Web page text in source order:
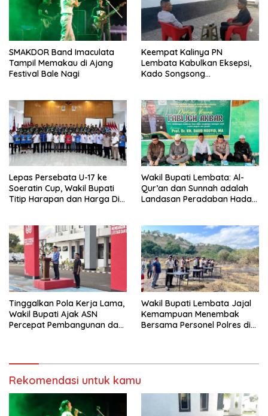
SMAKDOR Band Imaculata
Tampil Memakau di Ajang
Festival Bale Nagi
Keempat Kalinya PN
Lembata Kabulkan Eksepsi,
Kado Songsong
Lepas Persebata U-17 ke
Soeratin Cup, Wakil Bupati
Titip Harapan dan Harga Diri
Wakil Bupati Lembata: Al-
Qur’an dan Sunnah adalah
Landasan Peradaban Hadapi
Tinggalkan Pola Kerja Lama,
Wakil Bupati Ajak ASN
Percepat Pembangunan dan
Wakil Bupati Lembata Jajal
Kemampuan Menembak
Bersama Personel Polres di
Rekomendasi untuk kamu